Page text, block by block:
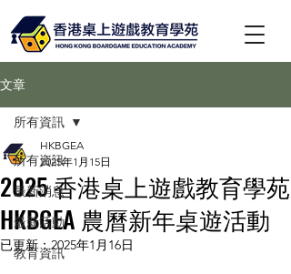
文章
所有資訊
最新消息
最新活動
教育資訊
所有資訊
2025 香港桌上遊戲教育學苑
HKBGEA 農曆新年桌遊活動
HKBGEA
2025年1月15日
已更新：2025年1月16日